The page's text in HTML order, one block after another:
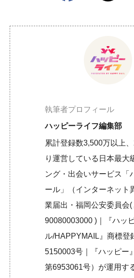
執筆者プロフィール
ハッピーライフ編集部
累計登録数3,500万以上
り運営している日本最大
ング・出会いサービス「
ール」（インターネット
業届出・福岡公安委員会(
90080003000 )｜『ハッ
ル/HAPPYMAIL』商標登
5150003号｜『ハッピー
第6953061号）が運用す